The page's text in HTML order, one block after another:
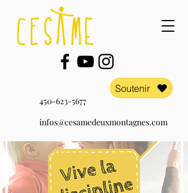
Soutenir
450-623-5677
infos@cesamedeuxmontagnes.com